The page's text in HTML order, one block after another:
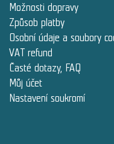
Možnosti dopravy
Způsob platby
Osobní údaje a soubory
VAT refund
Časté dotazy, FAQ
Můj účet
Nastavení soukromí